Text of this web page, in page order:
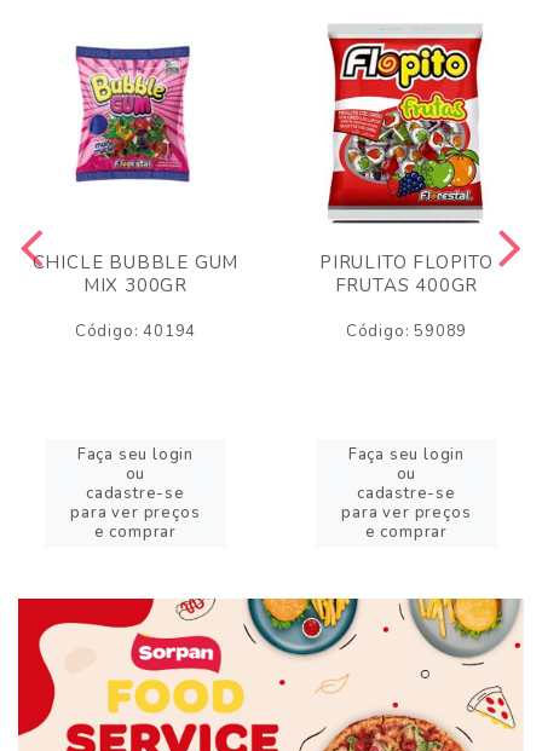
CHICLE BUBBLE GUM
MIX 300GR
Código: 40194
Faça seu login
ou
cadastre-se
para ver preços
e comprar
PIRULITO FLOPITO
FRUTAS 400GR
Código: 59089
Faça seu login
ou
cadastre-se
para ver preços
e comprar